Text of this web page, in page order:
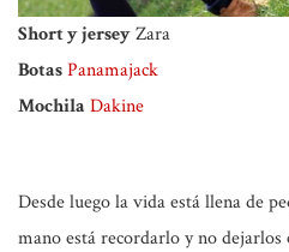
Short y jerseyZara
BotasPanamajack
Mochila Dakine
Desde luego la vida está llena de
mano está recordarlo y no dejarlos